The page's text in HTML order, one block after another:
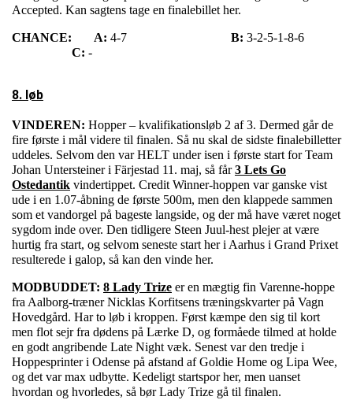
Accepted. Kan sagtens tage en finalebillet her.
CHANCE: A: 4-7 B: 3-2-5-1-8-6
C: -
8. løb
VINDEREN: Hopper – kvalifikationsløb 2 af 3. Dermed går de
fire første i mål videre til finalen. Så nu skal de sidste finalebilletter
uddeles. Selvom den var HELT under isen i første start for Team
Johan Untersteiner i Färjestad 11. maj, så får3 Lets Go
Ostedantik vindertippet. Credit Winner-hoppen var ganske vist
ude i en 1.07-åbning de første 500m, men den klappede sammen
som et vandorgel på bageste langside, og der må have været noget
sygdom inde over. Den tidligere Steen Juul-hest plejer at være
hurtig fra start, og selvom seneste start her i Aarhus i Grand Prixet
resulterede i galop, så kan den vinde her.
MODBUDDET: 8 Lady Trize er en mægtig fin Varenne-hoppe
fra Aalborg-træner Nicklas Korfitsens træningskvarter på Vagn
Hovedgård. Har to løb i kroppen. Først kæmpe den sig til kort
men flot sejr fra dødens på Lærke D, og formåede tilmed at holde
en godt angribende Late Night væk. Senest var den tredje i
Hoppesprinter i Odense på afstand af Goldie Home og Lipa Wee,
og det var max udbytte. Kedeligt startspor her, men uanset
hvordan og hvorledes, så bør Lady Trize gå til finalen.